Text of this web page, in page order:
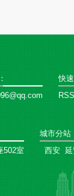
快
RSS
502室
城市分站
西安